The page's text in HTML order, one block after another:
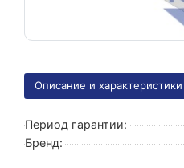
Описание и характеристики
Период гарантии:
Бренд: